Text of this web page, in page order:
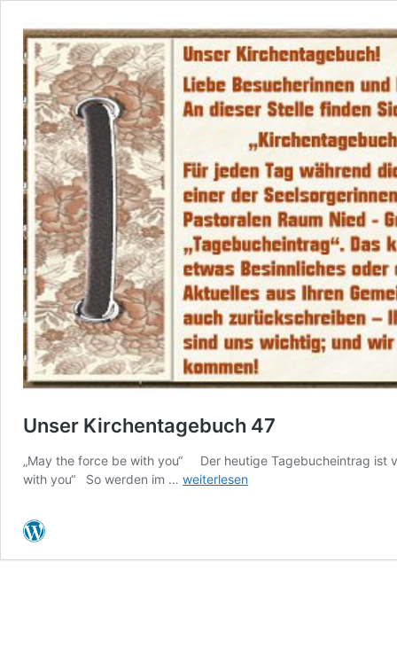
Unser Kirchentagebuch 47
„May the force be with you“ Der heutige Tagebucheintrag ist
with you“ So werden im … Unser
weiterlesen